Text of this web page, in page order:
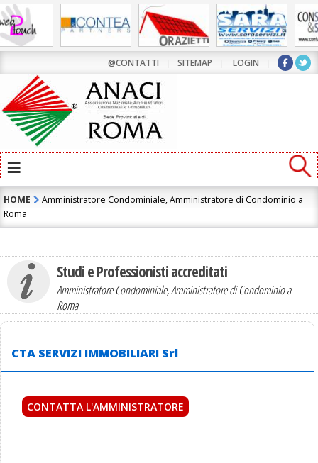
@CONTATTI SITEMAP LOGIN
≡
HOME
Amministratore Condominiale, Amministratore di Condominio a
Roma
Studi e Professionisti accreditati
Amministratore Condominiale, Amministratore di Condominio a
Roma
CTA SERVIZI IMMOBILIARI Srl
CONTATTA L'AMMINISTRATORE
Contatta l'Amministratore di Condominio:
CTA SERVIZI IMMOBILIARI Srl
ho letto e accetto laInformativa Privacy